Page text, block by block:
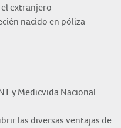
extranjero
nacido en póliza
y Medicvida Nacional
las diversas ventajas de